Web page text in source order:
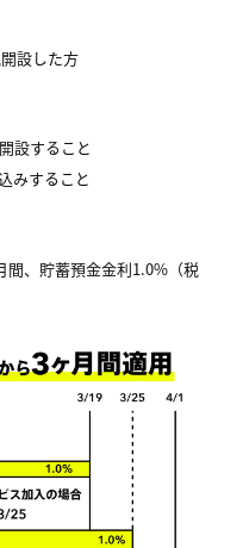
設した方
設すること
みすること
間、貯蓄預金金利1.0%（税